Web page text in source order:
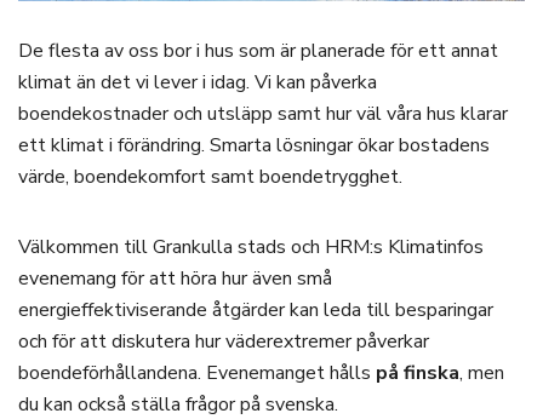
De flesta av oss bor i hus som är planerade för ett annat
klimat än det vi lever i idag. Vi kan påverka
boendekostnader och utsläpp samt hur väl våra hus klarar
ett klimat i förändring. Smarta lösningar ökar bostadens
värde, boendekomfort samt boendetrygghet.
Välkommen till Grankulla stads och HRM:s Klimatinfos
evenemang för att höra hur även små
energieffektiviserande åtgärder kan leda till besparingar
och för att diskutera hur väderextremer påverkar
boendeförhållandena. Evenemanget hålls på finska, men
du kan också ställa frågor på svenska.